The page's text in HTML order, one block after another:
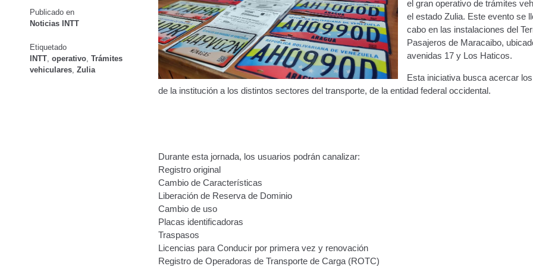
Oficinas a Nivel Nacional Otorgamiento de autorización para publicidad en vehículos.
Otorgamiento de la Certificación de Prestación de Servicio (CPS) de Transporte Público de Personas (RUTAS SUB
Pago Electrónico de Trámites en Línea Paso a Paso Planilla Única de Trámite Registro Original de Licencia de Conducir
Registro Original de Licencia
Registro Original de Licencia para Conducir Tercer Grado (3°) – (Mayores de 16 y menores de 18 años).
Registro Original Particulares, Carga, Motocicletas, Taxi, Transporte Público y Privado de Personas – Servicio Frecuente
Traspasos y otros modos de Transferir la Propiedad del Vehículo – Servicio Frecuente Vehículos Recuperados
Publicado en
Noticias INTT
Etiquetado
INTT, operativo, Trámites
vehiculares, Zulia
el gran operativo de trámites
el estado Zulia. Este evento se
cabo en las instalaciones del
Pasajeros de Maracaibo,
avenidas 17 y Los Haticos.
Esta iniciativa busca acercar
de la institución a los distintos sectores del transporte, de la entidad federal occidental.
Durante esta jornada, los usuarios podrán canalizar:
Registro original
Cambio de Características
Liberación de Reserva de Dominio
Cambio de uso
Placas identificadoras
Traspasos
Licencias para Conducir por primera vez y renovación
Registro de Operadoras de Transporte de Carga (ROTC)